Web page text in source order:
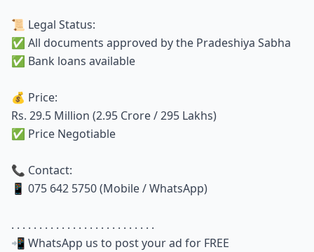
📜 Legal Status:
✅ All documents approved by the Pradeshiya Sabha
✅ Bank loans available
💰 Price:
Rs. 29.5 Million (2.95 Crore / 295 Lakhs)
✅ Price Negotiable
📞 Contact:
📱 075 642 5750 (Mobile / WhatsApp)
. . . . . . . . . . . . . . . . . . . . . . . . . .
📲 WhatsApp us to post your ad for FREE